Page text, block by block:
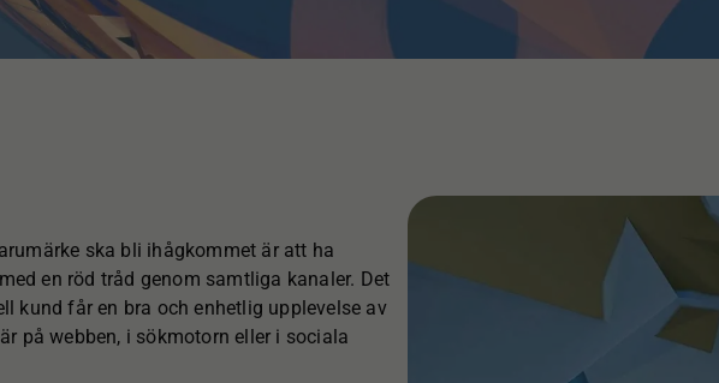
ska bli ihågkommet är att ha
en röd tråd genom samtliga kanaler. Det
kund får en bra och enhetlig upplevelse av
på webben, i sökmotorn eller i sociala